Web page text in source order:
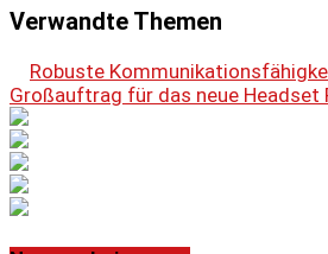
Verwandte Themen
Robuste
Großauftrag für das neue Headset